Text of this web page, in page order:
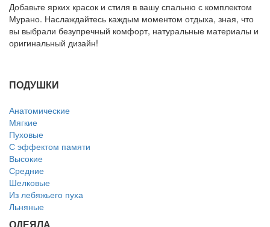
Добавьте ярких красок и стиля в вашу спальню с комплектом
Мурано. Наслаждайтесь каждым моментом отдыха, зная, что
вы выбрали безупречный комфорт, натуральные материалы и
оригинальный дизайн!
ПОДУШКИ
Анатомические
Мягкие
Пуховые
С эффектом памяти
Высокие
Средние
Шелковые
Из лебяжьего пуха
Льняные
ОДЕЯЛА